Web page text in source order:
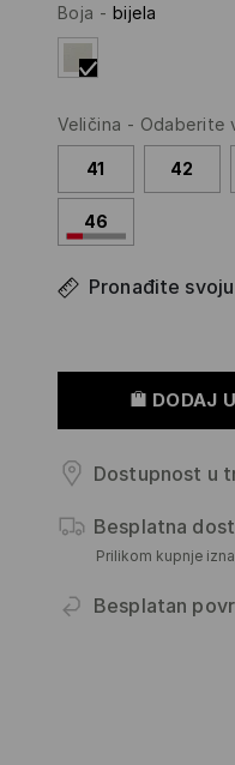
Boja - bijela
Veličina - Odaberite
41 42
46
Pronađite
DODAJ
Dostupnost u
Besplatna
Prilikom kupnje
Besplatan